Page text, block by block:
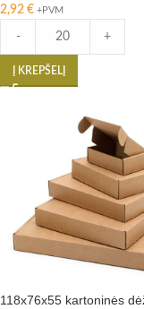
2,92 € +PVM
- +
Į KREPŠELĮ
118x76x55 kartoninės